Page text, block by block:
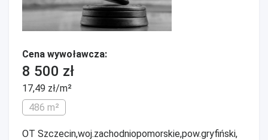
Cena wywoławcza:
8 500 zł
17,49 zł/m²
486 m²
OT Szczecin,woj.zachodniopomorskie,pow.gryfiński,